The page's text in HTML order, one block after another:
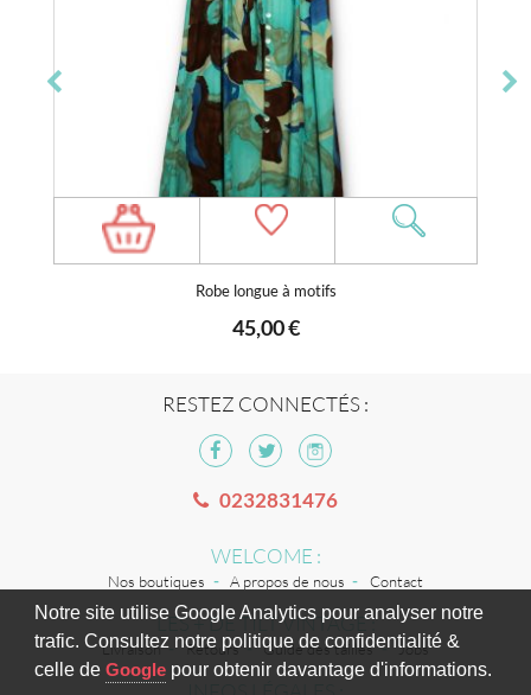
Notre site utilise Google Analytics pour analyser notre
trafic. Consultez notre politique de confidentialité &
celle de Googlepour obtenir davantage d'informations.
Robe longue à motifs
45,00 €
RESTEZ CONNECTÉS :
0232831476
WELCOME :
Nos boutiques A propos de nous Contact
LES + DE TILT VINTAGE :
Livraison Retours Guide des tailles Jobs